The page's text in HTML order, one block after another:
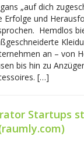
„auf dich
Erfolge und
Hemdlos
an – von
bis hin zu
[…]
Startups